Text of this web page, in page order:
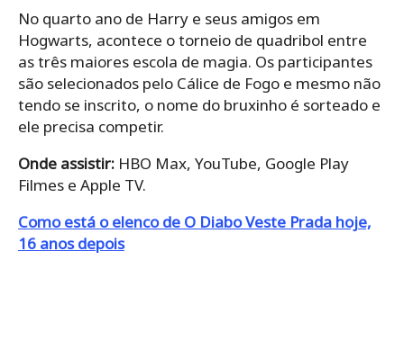
No quarto ano de Harry e seus amigos em
Hogwarts, acontece o torneio de quadribol entre
as três maiores escola de magia. Os participantes
são selecionados pelo Cálice de Fogo e mesmo não
tendo se inscrito, o nome do bruxinho é sorteado e
ele precisa competir.
Onde assistir: HBO Max, YouTube, Google Play
Filmes e Apple TV.
Como está o elenco de O Diabo Veste Prada hoje,
16 anos depois